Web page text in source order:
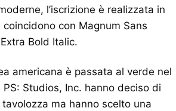
l’iscrizione è realizzata in
con Magnum Sans
Bold Italic.
americana è passata al verde nel
Studios, Inc. hanno deciso di
ma hanno scelto una